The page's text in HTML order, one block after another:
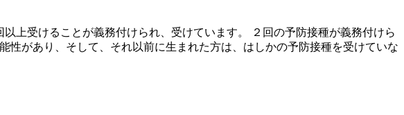
上受けることが義務付けられ、受けています。 ２回の予防接種が義務付けら
があり、そして、それ以前に生まれた方は、はしかの予防接種を受けていな